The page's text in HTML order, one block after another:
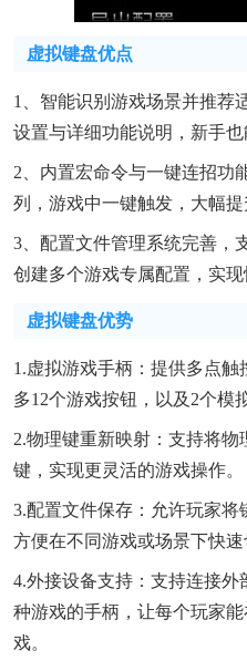
虚拟键盘优点
1、智能识别游戏场景并推荐
设置与详细功能说明，新手也
2、内置宏命令与一键连招功
列，游戏中一键触发，大幅提
3、配置文件管理系统完善，
创建多个游戏专属配置，实现
虚拟键盘优势
1.虚拟游戏手柄：提供多点
多12个游戏按钮，以及2个模
2.物理键重新映射：支持将
键，实现更灵活的游戏操作。
3.配置文件保存：允许玩家将
方便在不同游戏或场景下快速
4.外接设备支持：支持连接
种游戏的手柄，让每个玩家
戏。